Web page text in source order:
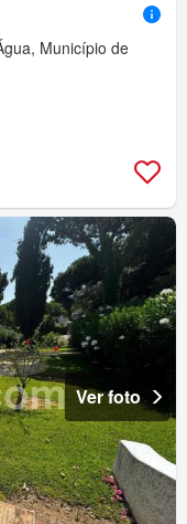
Município de
Ver foto